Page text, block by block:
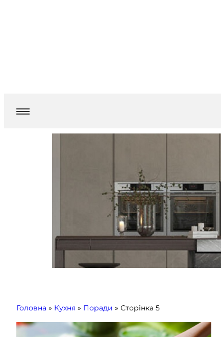
Головна » Кухня » Поради » Сторінка 5